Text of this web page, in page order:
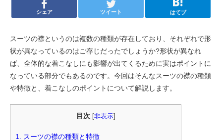
シェア ツイート はてブ
スーツの襟というのは複数の種類が存在しており、それぞれで形
状が異なっているのはご存じだったでしょうか?形状が異なれ
ば、全体的な着こなしにも影響が出てくるために実はポイントに
なっている部分でもあるのです。今回はそんなスーツの襟の種類
や特徴と、着こなしのポイントについて解説します。
目次 [非表示]
1.
スーツの襟の種類と特徴